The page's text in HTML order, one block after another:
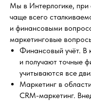
Мы в Интерлогике, при
чаще всего
и финансовыми
маркетинговые
Финансовый учёт. В
и получают точные
учитываются все
Маркетинг в
CRM-маркетинг.